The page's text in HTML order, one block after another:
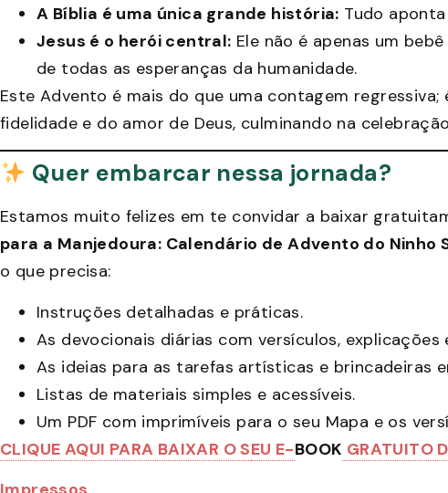
A Bíblia é uma única grande história: Tudo
Jesus é o herói central: Ele não é apenas um
de todas as esperanças da humanidade.
Este Advento é mais do que uma contagem
fidelidade e do amor de Deus, culminando na
Quer embarcar nessa jornada?
Estamos muito felizes em te convidar a baixar
para a Manjedoura: Calendário de Advento do Ninho
o que precisa:
Instruções detalhadas e práticas.
As devocionais diárias com versículos, explicações
As ideias para as tarefas artísticas e brincadeiras
Listas de materiais simples e acessíveis.
Um PDF com imprimíveis para o seu Mapa e os
CLIQUE AQUI PARA BAIXAR O SEU E-BOOK GRATUITO